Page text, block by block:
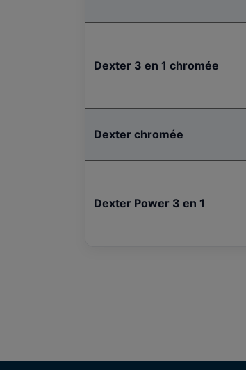
Dexter 3 en 1 chromée
Dexter chromée
Dexter Power 3 en 1